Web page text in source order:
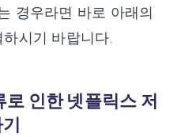
경우라면 바로 아래의
시기 바랍니다.
로 인한 넷플릭스 저